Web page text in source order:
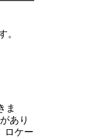
ま
あり
ロケー